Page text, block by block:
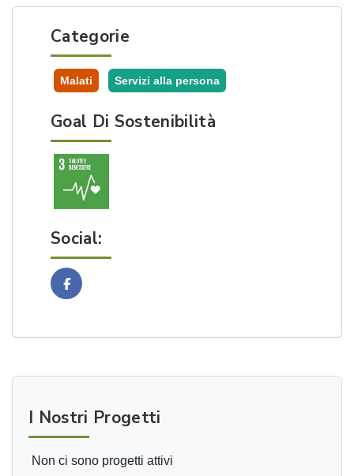
Categorie
Malati Servizi alla persona
Goal Di Sostenibilità
Social:
Facebook
I Nostri Progetti
Non ci sono progetti attivi